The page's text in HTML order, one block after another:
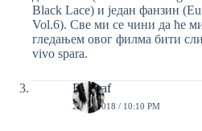
Black Lace) и један фанзин
Vol.6). Све ми се чини да ће
гледањем овог филма бити
vivo spara.
Biograf
22/05/2018 / 10:10 PM